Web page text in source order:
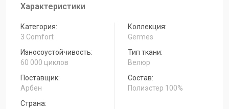
Характеристики
Категория:
3 Comfort
Коллекция:
Germes
Износоустойчивость:
60 000 циклов
Тип ткани:
Велюр
Поставщик:
Арбен
Состав:
Полиэстер 100%
Страна: